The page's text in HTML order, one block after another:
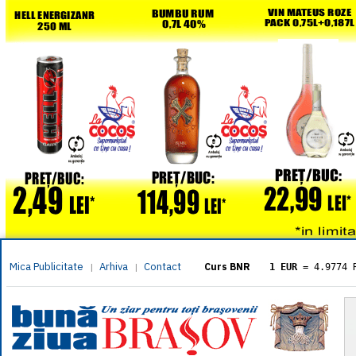
Mica Publicitate | Arhiva | Contact Curs BNR 1 EUR = 4.9774
= 5.8304
1 XAU= 464.4611
1 AED= 1.1933
1 AUD= 2.7957
1 BGN= 2.5449